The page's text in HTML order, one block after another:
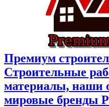
Премиум
Cтроительные
материалы, наши
мировые бренды